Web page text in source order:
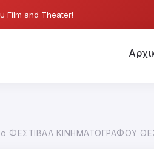
Film and Theater!
ΦΕΣΤΙΒΑΛ ΚΙΝΗΜΑΤΟΓΡΑΦΟΥ